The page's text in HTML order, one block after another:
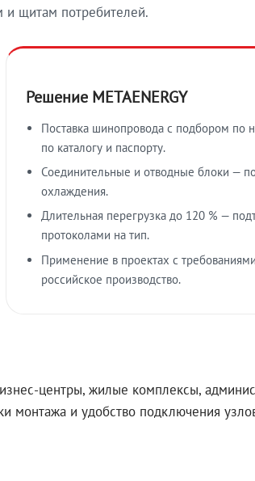
и щитам потребителей.
Решение METAENERGY
Поставка шинопровода с подбором по
по каталогу и паспорту.
Соединительные и отводные блоки —
охлаждения.
Длительная перегрузка до 120 % —
протоколами на тип.
Применение в проектах с
российское производство.
центры, жилые комплексы,
монтажа и удобство подключения